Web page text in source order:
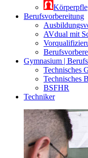
Berufsvorbereitung
AVdual mit
Gymnasium |
Technisches
Technisches
BSFHR
Techniker